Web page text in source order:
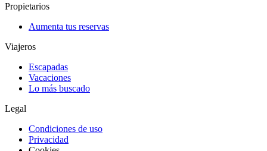
Propietarios
Aumenta tus reservas
Viajeros
Escapadas
Vacaciones
Lo más buscado
Legal
Condiciones de uso
Privacidad